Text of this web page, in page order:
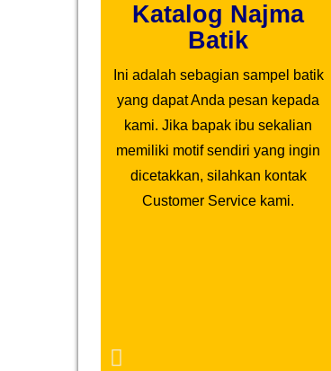
Katalog Najma
Batik
Ini adalah sebagian sampel batik
yang dapat Anda pesan kepada
kami. Jika bapak ibu sekalian
memiliki motif sendiri yang ingin
dicetakkan, silahkan kontak
Customer Service kami.